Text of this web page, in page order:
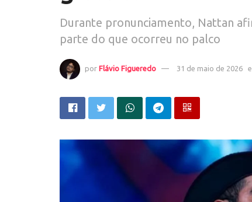
Durante pronunciamento, Nattan
parte do que ocorreu no palco
por Flávio Figueredo 31 de maio de 2026